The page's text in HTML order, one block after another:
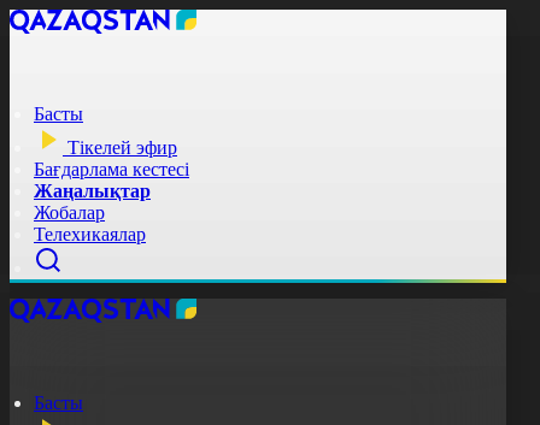
Басты
Тікелей эфир
Бағдарлама кестесі
Жаңалықтар
Жобалар
Телехикаялар
Басты